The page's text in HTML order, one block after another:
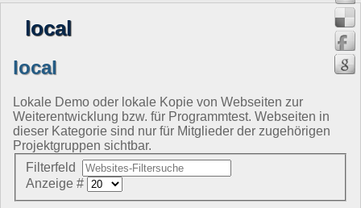
local
local
Lokale Demo oder lokale Kopie von Webseiten zur
Weiterentwicklung bzw. für Programmtest. Webseiten in
dieser Kategorie sind nur für Mitglieder der zugehörigen
Projektgruppen sichtbar.
Filterfeld
Anzeige #